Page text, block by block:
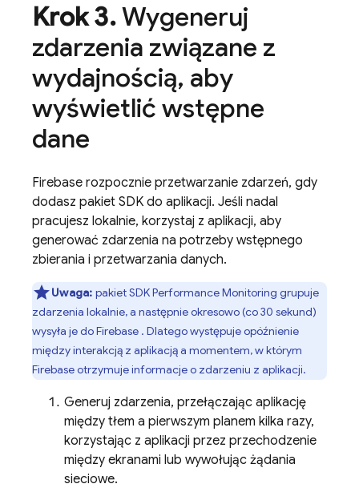
Krok 3.Wygeneruj
zdarzenia związane z
wydajnością, aby
wyświetlić wstępne
dane
Firebase rozpocznie przetwarzanie zdarzeń, gdy
dodasz pakiet SDK do aplikacji. Jeśli nadal
pracujesz lokalnie, korzystaj z aplikacji, aby
generować zdarzenia na potrzeby wstępnego
zbierania i przetwarzania danych.
Uwaga: pakiet SDKPerformance Monitoring grupuje
zdarzenia lokalnie, a następnie okresowo (co 30 sekund)
wysyła je do Firebase . Dlatego występuje opóźnienie
między interakcją z aplikacją a momentem, w którym
Firebase otrzymuje informacje o zdarzeniu z aplikacji.
Generuj zdarzenia, przełączając aplikację
między tłem a pierwszym planem kilka razy,
korzystając z aplikacji przez przechodzenie
między ekranami lub wywołując żądania
sieciowe.